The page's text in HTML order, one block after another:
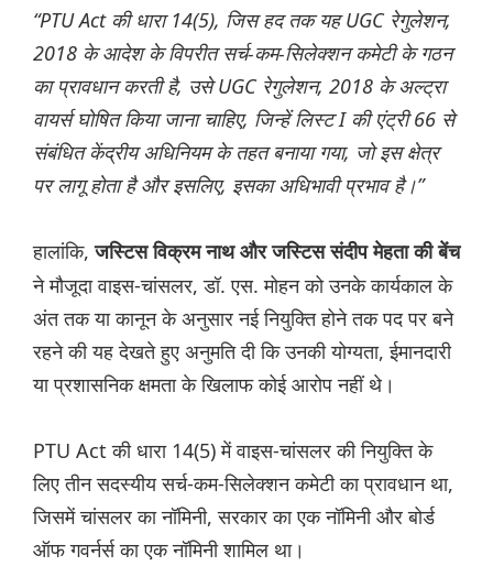
“PTU Act की धारा 14(5), जिस हद तक यह UGC रेगुलेशन,
2018 के आदेश के विपरीत सर्च-कम-सिलेक्शन कमेटी के गठन
का प्रावधान करती है, उसे UGC रेगुलेशन, 2018 के अल्ट्रा
वायर्स घोषित किया जाना चाहिए, जिन्हें लिस्ट I की एंट्री 66 से
संबंधित केंद्रीय अधिनियम के तहत बनाया गया, जो इस क्षेत्र
पर लागू होता है और इसलिए, इसका अधिभावी प्रभाव है।”
हालांकि,जस्टिस विक्रम नाथ और जस्टिस संदीप मेहता की बेंच
ने मौजूदा वाइस-चांसलर, डॉ. एस. मोहन को उनके कार्यकाल के
अंत तक या कानून के अनुसार नई नियुक्ति होने तक पद पर बने
रहने की यह देखते हुए अनुमति दी कि उनकी योग्यता, ईमानदारी
या प्रशासनिक क्षमता के खिलाफ कोई आरोप नहीं थे।
PTU Act की धारा 14(5) में वाइस-चांसलर की नियुक्ति के
लिए तीन सदस्यीय सर्च-कम-सिलेक्शन कमेटी का प्रावधान था,
जिसमें चांसलर का नॉमिनी, सरकार का एक नॉमिनी और बोर्ड
ऑफ गवर्नर्स का एक नॉमिनी शामिल था।